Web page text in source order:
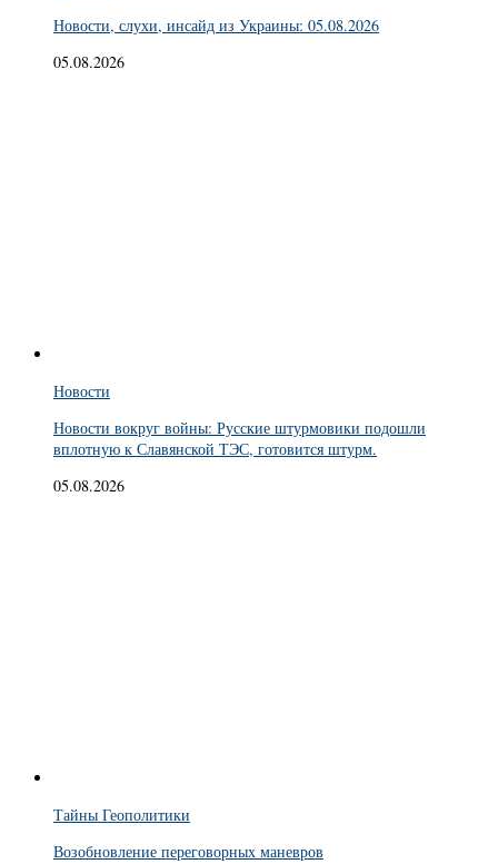
Новости, слухи, инсайд из Украины: 05.08.2026
05.08.2026
Новости
Новости вокруг войны: Русские штурмовики подошли
вплотную к Славянской ТЭС, готовится штурм.
05.08.2026
Тайны Геополитики
Возобновление переговорных маневров